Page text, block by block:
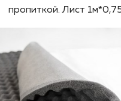
пропиткой. Лист